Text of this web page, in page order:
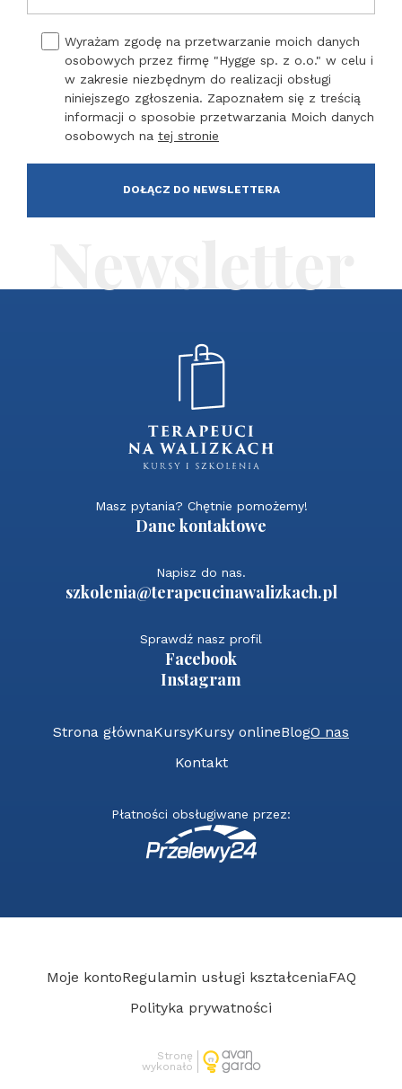
Wyrażam zgodę na przetwarzanie moich danych
osobowych przez firmę "Hygge sp. z o.o." w celu i
w zakresie niezbędnym do realizacji obsługi
niniejszego zgłoszenia. Zapoznałem się z treścią
informacji o sposobie przetwarzania Moich danych
osobowych na tej stronie
Masz pytania? Chętnie pomożemy!
Dane kontaktowe
Napisz do nas.
szkolenia@terapeucinawalizkach.pl
Sprawdź nasz profil
Facebook
Instagram
Strona głównaKursyKursy onlineBlogO nas
Kontakt
Płatności obsługiwane przez:
Moje kontoRegulamin usługi kształceniaFAQ
Polityka prywatności
Stronę
wykonało